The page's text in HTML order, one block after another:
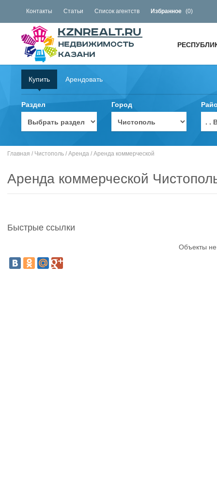
Контакты Статьи Список агентств Избранное (0)
Купить Арендовать
Раздел Город
. .
Главная / Чистополь / Аренда / Аренда коммерческой
Аренда коммерческой
Быстрые ссылки
Объекты